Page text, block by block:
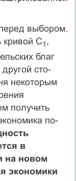
выбором.
кривой С1,
благ
сто­
некоторым
по­лучить
по-
в
на новом
экономики